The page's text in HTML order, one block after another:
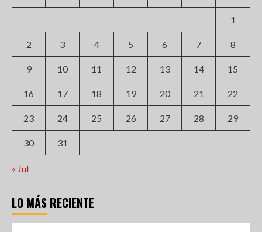
1
2 3 4 5 6 7 8
9 10 11 12 13 14 15
16 17 18 19 20 21 22
23 24 25 26 27 28 29
30 31
« Jul
LO MÁS RECIENTE